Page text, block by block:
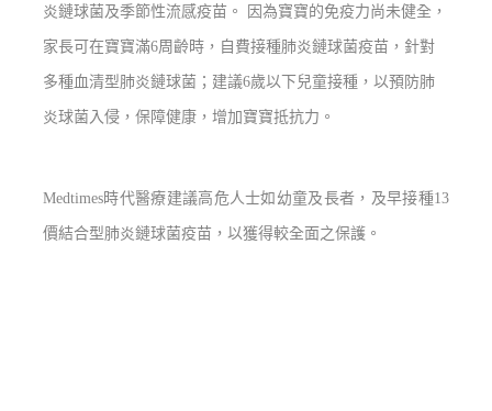
炎鏈球菌及季節性流感疫苗。 因為寶寶的免疫力尚未健全，
家長可在寶寶滿6周齡時，自費接種肺炎鏈球菌疫苗，針對
多種血清型肺炎鏈球菌；建議6歲以下兒童接種，以預防肺
炎球菌入侵，保障健康，增加寶寶抵抗力。
Medtimes時代醫療建議高危人士如幼童及長者，及早接種13
價結合型肺炎鏈球菌疫苗，以獲得較全面之保護。